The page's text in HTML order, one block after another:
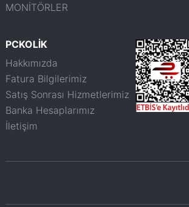
MONİTÖRLER
PCKOLİK
Hakkımızda
Fatura Bilgilerimiz
Satış Sonrası Hizmetlerimiz
Banka Hesaplarımız
İletişim